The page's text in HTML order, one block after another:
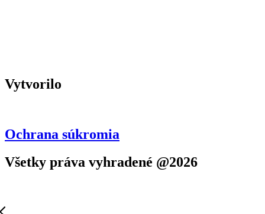
Vytvorilo
Ochrana súkromia
Všetky práva vyhradené @2026